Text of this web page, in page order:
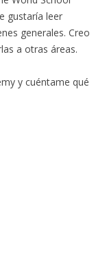
gustaría leer
generales. Creo
a otras áreas.
y cuéntame qué